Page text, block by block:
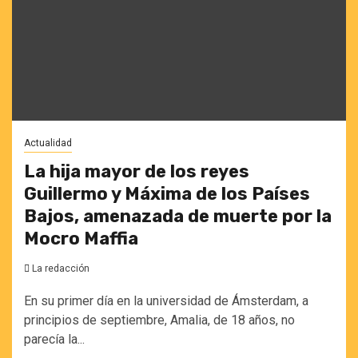
Actualidad
La hija mayor de los reyes
Guillermo y Máxima de los Países
Bajos, amenazada de muerte por la
Mocro Maffia
La redacción
En su primer día en la universidad de Ámsterdam, a
principios de septiembre, Amalia, de 18 años, no
parecía la...